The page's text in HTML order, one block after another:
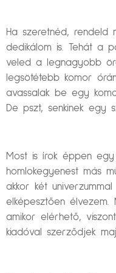
Ha szeretnéd, rendeld
dedikálom is. Tehát a
veled a legnagyobb
legsötétebb komor
avassalak be egy
De pszt, senkinek egy
Most is írok éppen
homlokegyenest más
akkor két
elképesztően élvezem.
amikor elérhető,
kiadóval szerződjek